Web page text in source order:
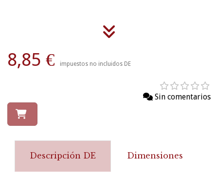
8,85 € impuestos no incluidos DE
Sin comentarios
Descripción DE Dimensiones